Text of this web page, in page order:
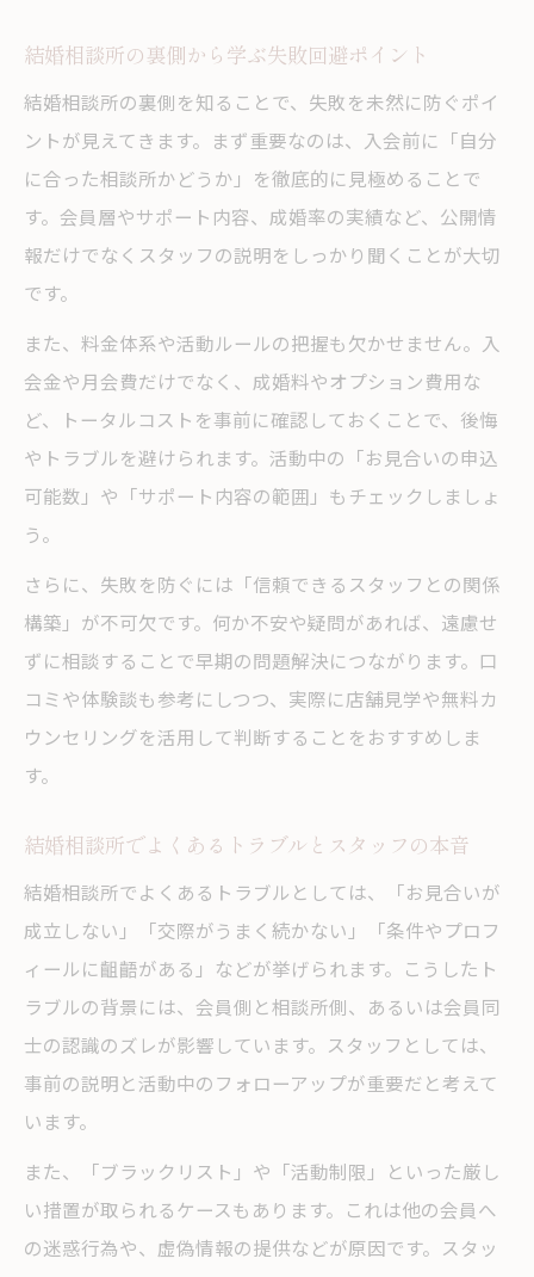
結婚相談所の裏側から学ぶ失敗回避ポイント
結婚相談所の裏側を知ることで、失敗を未然に防ぐポイ
ントが見えてきます。まず重要なのは、入会前に「自分
に合った相談所かどうか」を徹底的に見極めることで
す。会員層やサポート内容、成婚率の実績など、公開情
報だけでなくスタッフの説明をしっかり聞くことが大切
です。
また、料金体系や活動ルールの把握も欠かせません。入
会金や月会費だけでなく、成婚料やオプション費用な
ど、トータルコストを事前に確認しておくことで、後悔
やトラブルを避けられます。活動中の「お見合いの申込
可能数」や「サポート内容の範囲」もチェックしましょ
う。
さらに、失敗を防ぐには「信頼できるスタッフとの関係
構築」が不可欠です。何か不安や疑問があれば、遠慮せ
ずに相談することで早期の問題解決につながります。口
コミや体験談も参考にしつつ、実際に店舗見学や無料カ
ウンセリングを活用して判断することをおすすめしま
す。
結婚相談所でよくあるトラブルとスタッフの本音
結婚相談所でよくあるトラブルとしては、「お見合いが
成立しない」「交際がうまく続かない」「条件やプロフ
ィールに齟齬がある」などが挙げられます。こうしたト
ラブルの背景には、会員側と相談所側、あるいは会員同
士の認識のズレが影響しています。スタッフとしては、
事前の説明と活動中のフォローアップが重要だと考えて
います。
また、「ブラックリスト」や「活動制限」といった厳し
い措置が取られるケースもあります。これは他の会員へ
の迷惑行為や、虚偽情報の提供などが原因です。スタッ